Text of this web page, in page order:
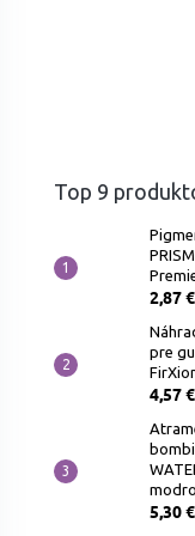
Top 9
2,87 €
pre
4,57 €
5,30 €